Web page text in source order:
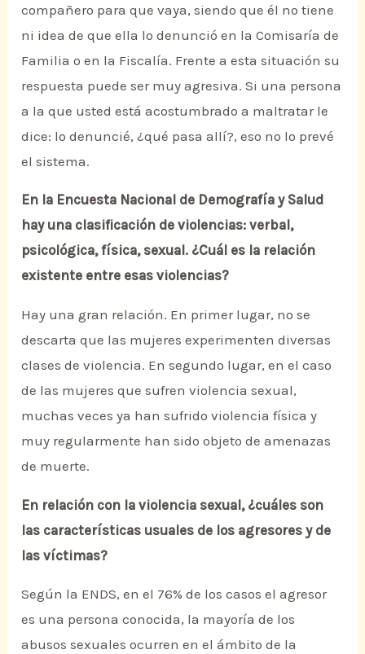
compañero para que vaya, siendo que él no tiene
ni idea de que ella lo denunció en la Comisaría de
Familia o en la Fiscalía. Frente a esta situación su
respuesta puede ser muy agresiva. Si una persona
a la que usted está acostumbrado a maltratar le
dice: lo denuncié, ¿qué pasa allí?, eso no lo prevé
el sistema.
En la Encuesta Nacional de Demografía y Salud
hay una clasificación de violencias: verbal,
psicológica, física, sexual. ¿Cuál es la relación
existente entre esas violencias?
Hay una gran relación. En primer lugar, no se
descarta que las mujeres experimenten diversas
clases de violencia. En segundo lugar, en el caso
de las mujeres que sufren violencia sexual,
muchas veces ya han sufrido violencia física y
muy regularmente han sido objeto de amenazas
de muerte.
En relación con la violencia sexual, ¿cuáles son
las características usuales de los agresores y de
las víctimas?
Según la ENDS, en el 76% de los casos el agresor
es una persona conocida, la mayoría de los
abusos sexuales ocurren en el ámbito de la